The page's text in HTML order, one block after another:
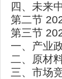
四、未来
第二节
第三节
一、产业
二、原材
三、市场